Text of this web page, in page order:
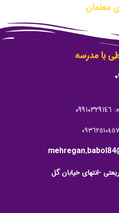
معلمان
با مدرسه
-انتهای خیابان گل